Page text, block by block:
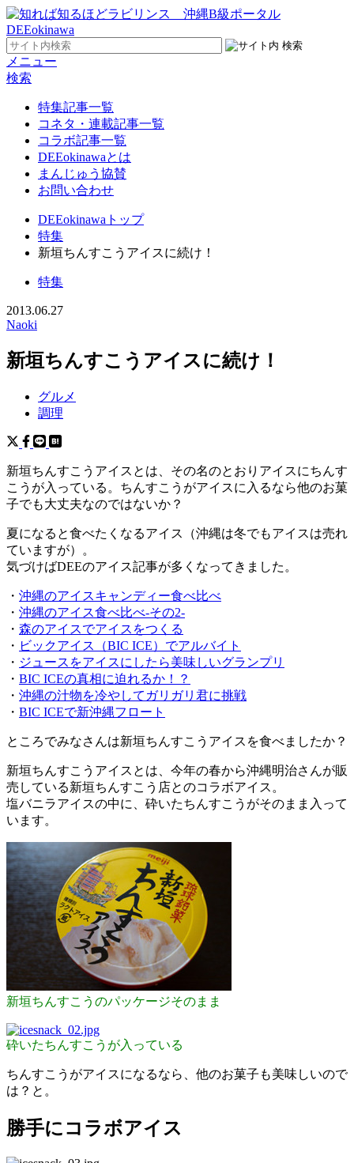
メニュー
検索
特集記事一覧
コネタ・連載記事一覧
コラボ記事一覧
DEEokinawaとは
まんじゅう協賛
お問い合わせ
DEEokinawaトップ
特集
新垣ちんすこうアイスに続け！
特集
2013.06.27
Naoki
新垣ちんすこうアイスに続け！
グルメ
調理
新垣ちんすこうアイスとは、その名のとおりアイスにちんす
こうが入っている。ちんすこうがアイスに入るなら他のお菓
子でも大丈夫なのではないか？
夏になると食べたくなるアイス（沖縄は冬でもアイスは売れ
ていますが）。
気づけばDEEのアイス記事が多くなってきました。
・ 沖縄のアイスキャンディー食べ比べ
・ 沖縄のアイス食べ比べ-その2-
・ 森のアイスでアイスをつくる
・ ビックアイス（BIC ICE）でアルバイト
・ ジュースをアイスにしたら美味しいグランプリ
・ BIC ICEの真相に迫れるか！？
・ 沖縄の汁物を冷やしてガリガリ君に挑戦
・ BIC ICEで新沖縄フロート
ところでみなさんは新垣ちんすこうアイスを食べましたか？
新垣ちんすこうアイスとは、今年の春から沖縄明治さんが販
売している新垣ちんすこう店とのコラボアイス。
塩バニラアイスの中に、砕いたちんすこうがそのまま入って
います。
新垣ちんすこうのパッケージそのまま
砕いたちんすこうが入っている
ちんすこうがアイスになるなら、他のお菓子も美味しいので
は？と。
勝手にコラボアイス